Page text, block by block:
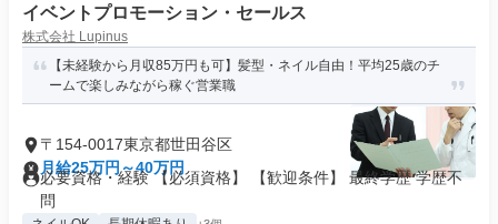
イベントプロモーション・セールス
株式会社 Lupinus
【未経験から月収85万円も可】髪型・ネイル自由！平均25歳のチ
ームで楽しみながら稼ぐ営業職
〒154-0017東京都世田谷区
月給25万円～40万円
必要資格・経験 【必須資格】 【歓迎条件】 最終学歴 学歴不
問